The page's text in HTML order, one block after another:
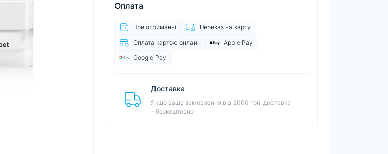
Оплата
При отриманні
Переказ на карту
Оплата картою онлайн
Apple Pay
Google Pay
Доставка
Якщо ваше замовлення від 2000 грн, доставка
– безкоштовно